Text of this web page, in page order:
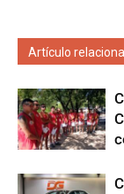
Artículo